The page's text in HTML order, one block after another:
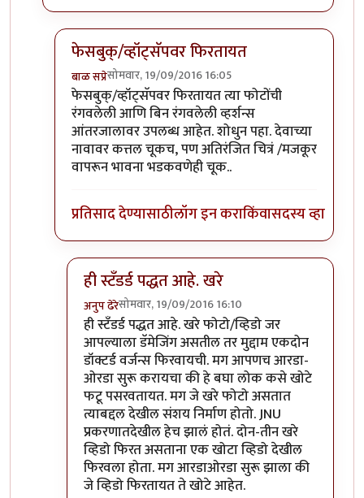
फेसबुक्/व्हॉट्सॅपवर फिरतायत
बाळ सप्रेसोमवार, 19/09/2016 16:05
In reply toफोफावणार!byप्रदीप
फेसबुक्/व्हॉट्सॅपवर फिरतायत त्या फोटोंची
रंगवलेली आणि बिन रंगवलेली व्हर्शन्स
आंतरजालावर उपलब्ध आहेत. शोधुन पहा. देवाच्या
नावावर कत्तल चूकच, पण अतिरंजित चित्रं /मजकूर
वापरून भावना भडकवणेही चूक..
प्रतिसाद देण्यासाठीलॉग इन कराकिंवासदस्य व्हा
ही स्टॅंडर्ड पद्धत आहे. खरे
अनुप ढेरेसोमवार, 19/09/2016 16:10
In reply toफेसबुक्/व्हॉट्सॅपवर फिरतायत
ही स्टॅंडर्ड पद्धत आहे. खरे फोटो/व्हिडो जर
आपल्याला डॅमेजिंग असतील तर मुद्दाम एकदोन
डॉक्टर्ड वर्जन्स फिरवायची. मग आपणच आरडा-
ओरडा सुरू करायचा की हे बघा लोक कसे खोटे
फटू पसरवतायत. मग जे खरे फोटो असतात
त्याबद्दल देखील संशय निर्माण होतो. JNU
प्रकरणातदेखील हेच झालं होतं. दोन-तीन खरे
व्हिडो फिरत असताना एक खोटा व्हिडो देखील
फिरवला होता. मग आरडाओरडा सुरू झाला की
जे व्हिडो फिरतायत ते खोटे आहेत.